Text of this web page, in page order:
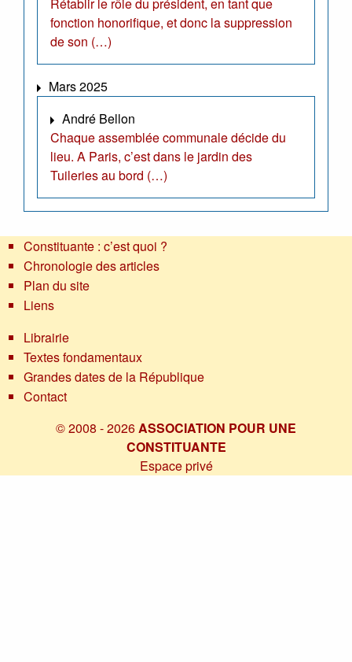
Rétablir le rôle du président, en tant que
fonction honorifique, et donc la suppression
de son (…)
Mars 2025
André Bellon
Chaque assemblée communale décide du
lieu. A Paris, c’est dans le jardin des
Tuileries au bord (…)
Constituante : c’est quoi ?
Chronologie des articles
Plan du site
Liens
Librairie
Textes fondamentaux
Grandes dates de la République
Contact
© 2008 - 2026ASSOCIATION POUR UNE
CONSTITUANTE
Espace privé